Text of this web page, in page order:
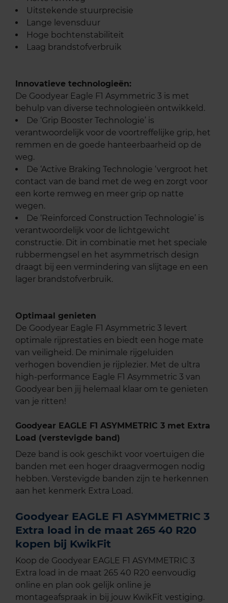
Uitstekende stuurprecisie
Lange levensduur
Hoge bochtenstabiliteit
Laag brandstofverbruik
Innovatieve technologieën:
De Goodyear Eagle F1 Asymmetric 3 is met
behulp van diverse technologieën ontwikkeld.
De ‘Grip Booster Technologie’ is
verantwoordelijk voor de voortreffelijke grip, het
remmen en de goede hanteerbaarheid op de
weg.
De ‘Active Braking Technologie ‘vergroot het
contact van de band met de weg en zorgt voor
een korte remweg en meer grip op natte
wegen.
De ‘Reinforced Construction Technologie’ is
verantwoordelijk voor de lichtgewicht
constructie. Dit in combinatie met het speciale
rubbermengsel en het asymmetrisch design
draagt bij een vermindering van slijtage en een
lager brandstofverbruik.
Optimaal genieten
De Goodyear Eagle F1 Asymmetric 3 levert
optimale rijprestaties en biedt een hoge mate
van veiligheid. De minimale rijgeluiden
verhogen bovendien je rijplezier. Met de ultra
high-performance Eagle F1 Asymmetric 3 van
Goodyear ben jij helemaal klaar om te genieten
van je ritten!
Goodyear EAGLE F1 ASYMMETRIC 3 met Extra
Load (verstevigde band)
Deze band is ook geschikt voor voertuigen die
banden met een hoger draagvermogen nodig
hebben. Verstevigde banden zijn te herkennen
aan het kenmerk Extra Load.
Goodyear EAGLE F1 ASYMMETRIC 3
Extra load in de maat 265 40 R20
kopen bij KwikFit
Koop de Goodyear EAGLE F1 ASYMMETRIC 3
Extra load in de maat 265 40 R20 eenvoudig
online en plan ook gelijk online je
montageafspraak in bij jouw KwikFit vestiging.